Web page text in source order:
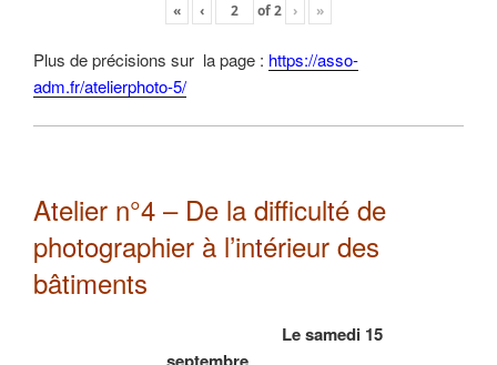
« ‹ of2 › »
Plus de précisions sur la page : https://asso-
adm.fr/atelierphoto-5/
Atelier n°4 – De la difficulté de
photographier à l’intérieur des
bâtiments
Le samedi 15